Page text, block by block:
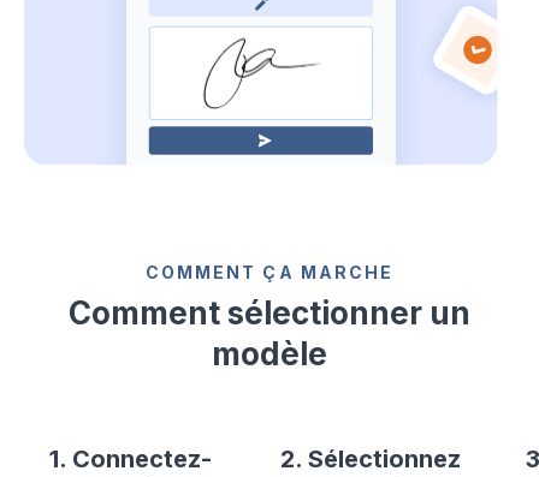
COMMENT ÇA MARCHE
Comment sélectionner un
modèle
1. Connectez-
2. Sélectionnez